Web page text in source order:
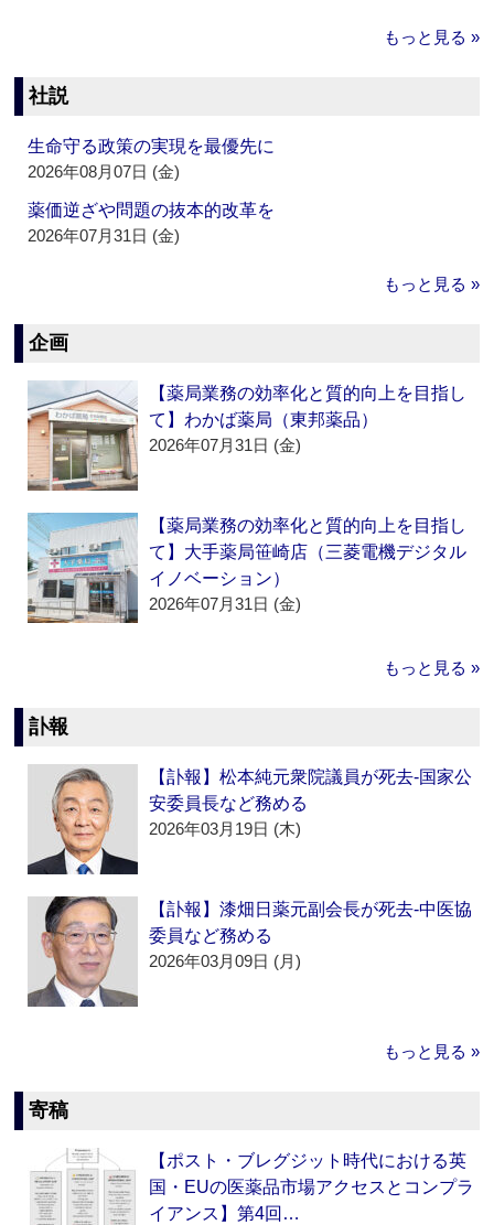
もっと見る »
社説
生命守る政策の実現を最優先に
2026年08月07日 (金)
薬価逆ざや問題の抜本的改革を
2026年07月31日 (金)
もっと見る »
企画
【薬局業務の効率化と質的向上を目指し
て】わかば薬局（東邦薬品）
2026年07月31日 (金)
【薬局業務の効率化と質的向上を目指し
て】大手薬局笹崎店（三菱電機デジタル
イノベーション）
2026年07月31日 (金)
もっと見る »
訃報
【訃報】松本純元衆院議員が死去‐国家公
安委員長など務める
2026年03月19日 (木)
【訃報】漆畑日薬元副会長が死去‐中医協
委員など務める
2026年03月09日 (月)
もっと見る »
寄稿
【ポスト・ブレグジット時代における英
国・EUの医薬品市場アクセスとコンプラ
イアンス】第4回…